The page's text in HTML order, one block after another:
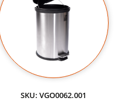
SKU: VGO0062.001